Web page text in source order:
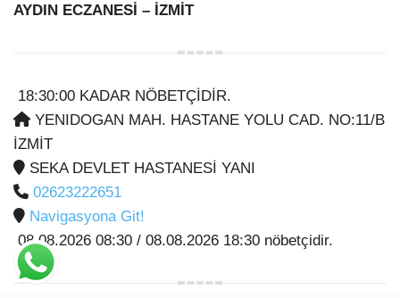
AYDIN ECZANESİ – İZMİT
18:30:00 KADAR NÖBETÇİDİR.
YENIDOGAN MAH. HASTANE YOLU CAD. NO:11/B
İZMİT
SEKA DEVLET HASTANESİ YANI
02623222651
Navigasyona Git!
08.08.2026 08:30 / 08.08.2026 18:30 nöbetçidir.